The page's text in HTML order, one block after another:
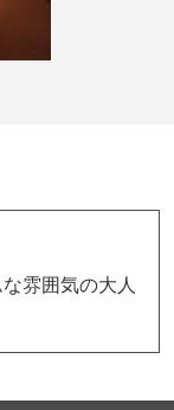
雰囲気の大人